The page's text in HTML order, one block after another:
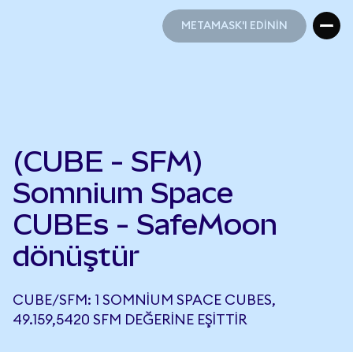
METAMASK'I EDİNİN
(CUBE - SFM)
Somnium Space
CUBEs - SafeMoon
dönüştür
CUBE/SFM: 1 SOMNIUM SPACE CUBES,
49.159,5420 SFM DEĞERINE EŞITTIR